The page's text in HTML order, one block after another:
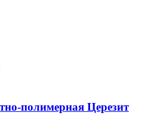
полимерная Церезит